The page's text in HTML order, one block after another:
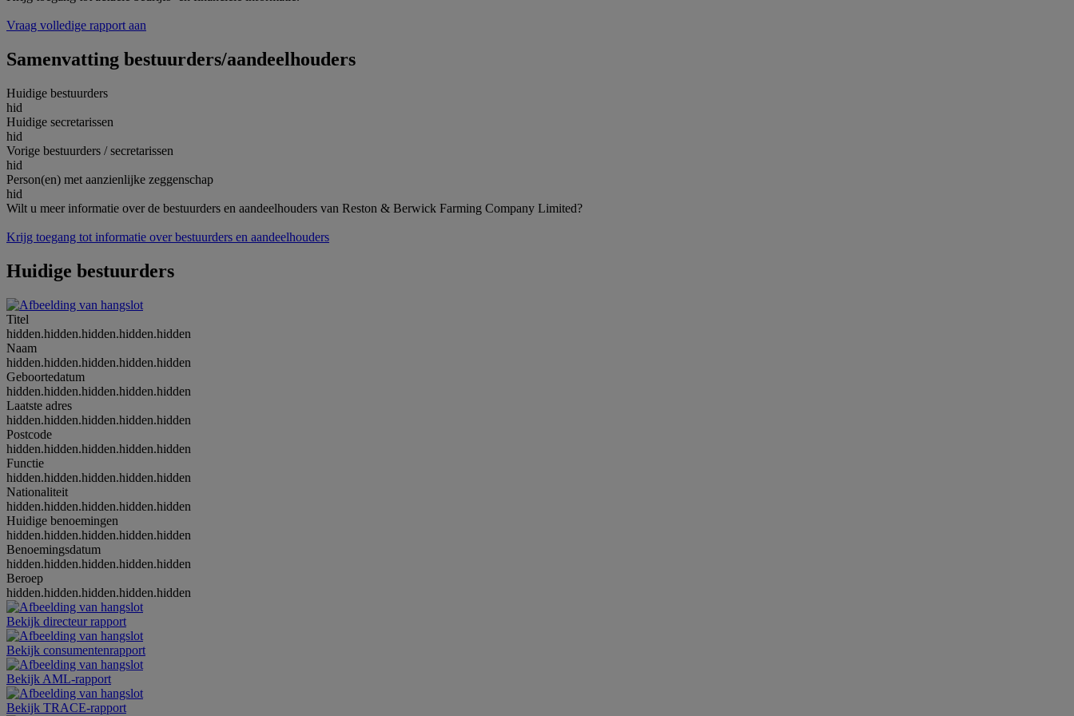
Vraag volledige rapport aan
Samenvatting bestuurders/aandeelhouders
Huidige bestuurders
hid
Huidige secretarissen
hid
Vorige bestuurders / secretarissen
hid
Person(en) met aanzienlijke zeggenschap
hid
Wilt u meer informatie over de bestuurders en aandeelhouders van Reston & Berwick Farming Company Limited?
Krijg toegang tot informatie over bestuurders en aandeelhouders
Huidige bestuurders
Titel
hidden.hidden.hidden.hidden.hidden
Naam
hidden.hidden.hidden.hidden.hidden
Geboortedatum
hidden.hidden.hidden.hidden.hidden
Laatste adres
hidden.hidden.hidden.hidden.hidden
Postcode
hidden.hidden.hidden.hidden.hidden
Functie
hidden.hidden.hidden.hidden.hidden
Nationaliteit
hidden.hidden.hidden.hidden.hidden
Huidige benoemingen
hidden.hidden.hidden.hidden.hidden
Benoemingsdatum
hidden.hidden.hidden.hidden.hidden
Beroep
hidden.hidden.hidden.hidden.hidden
Bekijk directeur rapport
Bekijk consumentenrapport
Bekijk AML-rapport
Bekijk TRACE-rapport